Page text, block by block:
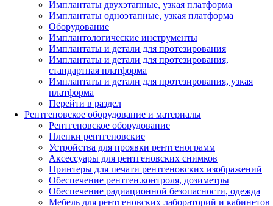
Имплантаты двухэтапные, узкая платформа
Имплантаты одноэтапные, узкая платформа
Оборудование
Имплантологические инструменты
Имплантаты и детали для протезирования
Имплантаты и детали для протезирования,
стандартная платформа
Имплантаты и детали для протезирования, узкая
платформа
Перейти в раздел
Рентгеновское оборудование и материалы
Рентгеновское оборудование
Пленки рентгеновские
Устройства для проявки рентгенограмм
Аксессуары для рентгеновских снимков
Принтеры для печати рентгеновских изображений
Обеспечение рентген.контроля, дозиметры
Обеспечение радиационной безопасности, одежда
Мебель для рентгеновских лабораторий и кабинетов